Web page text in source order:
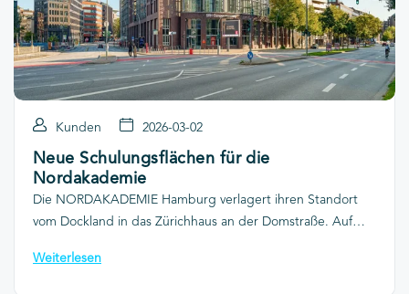
Kunden 2026-03-02
Neue Schulungsflächen für die
Nordakademie
Die NORDAKADEMIE Hamburg verlagert ihren Standort
vom Dockland in das Zürichhaus an der Domstraße. Auf
Arbeitsflächen, die speziell auf die Anforderungen einer
Weiterlesen